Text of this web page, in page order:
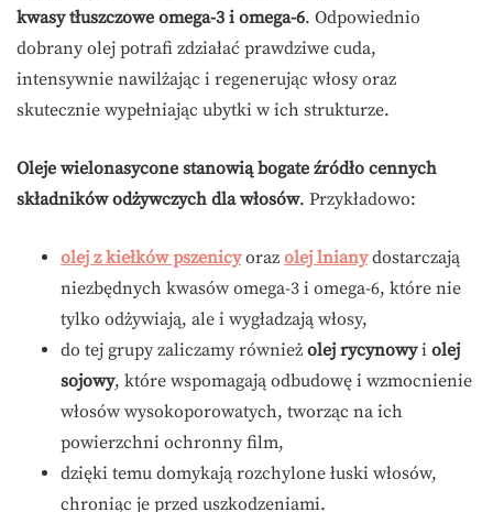
kwasy tłuszczowe omega-3 i omega-6. Odpowiednio
dobrany olej potrafi zdziałać prawdziwe cuda,
intensywnie nawilżając i regenerując włosy oraz
skutecznie wypełniając ubytki w ich strukturze.
Oleje wielonasycone stanowią bogate źródło cennych
składników odżywczych dla włosów. Przykładowo:
olej z kiełków pszenicyoraz olej lnianydostarczają
niezbędnych kwasów omega-3 i omega-6, które nie
tylko odżywiają, ale i wygładzają włosy,
do tej grupy zaliczamy również olej rycynowyi olej
sojowy, które wspomagają odbudowę i wzmocnienie
włosów wysokoporowatych, tworząc na ich
powierzchni ochronny film,
dzięki temu domykają rozchylone łuski włosów,
chroniąc je przed uszkodzeniami.